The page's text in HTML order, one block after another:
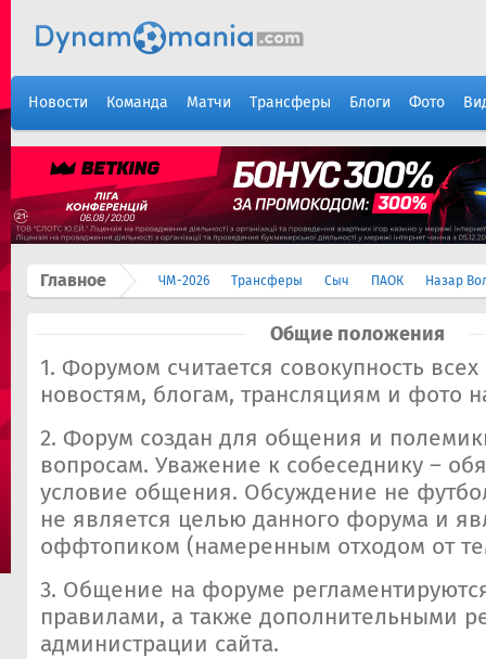
Новости Команда Матчи Трансферы Блоги Фото
Главное ЧМ-2026 Трансферы Сыч ПАОК Назар
Общие положения
1. Форумом считается совокупность
новостям, блогам, трансляциям и фото
2. Форум создан для общения и
вопросам. Уважение к собеседнику –
условие общения. Обсуждение не
не является целью данного форума и
оффтопиком (намеренным отходом от
3. Общение на форуме
правилами, а также дополнительными
администрации сайта.